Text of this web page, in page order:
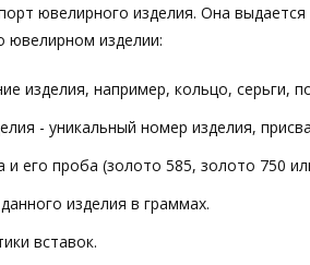
ювелирного изделия. Она
изделии:
изделия, например, кольцо, серьги,
- уникальный номер изделия,
и его проба (золото 585, золото 750
изделия в граммах.
вставок.